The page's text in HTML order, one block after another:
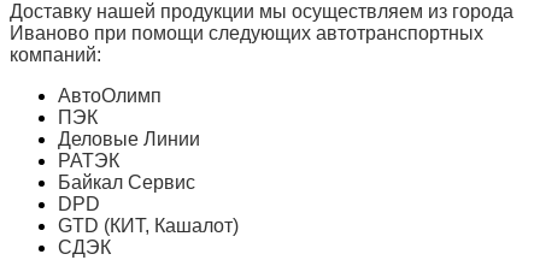
Доставку нашей продукции мы осуществляем из города
Иваново при помощи следующих автотранспортных
компаний:
АвтоОлимп
ПЭК
Деловые Линии
РАТЭК
Байкал Сервис
DPD
GTD (КИТ, Кашалот)
СДЭК